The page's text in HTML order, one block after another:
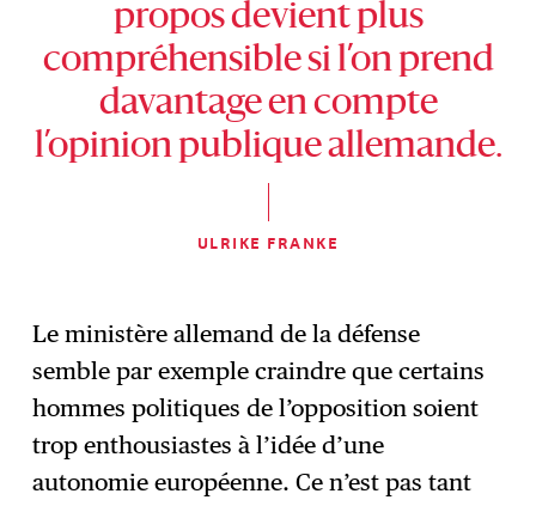
propos devient plus
compréhensible si l’on prend
davantage en compte
l’opinion publique allemande.
ULRIKE FRANKE
Le ministère allemand de la défense
semble par exemple craindre que certains
hommes politiques de l’opposition soient
trop enthousiastes à l’idée d’une
autonomie européenne. Ce n’est pas tant